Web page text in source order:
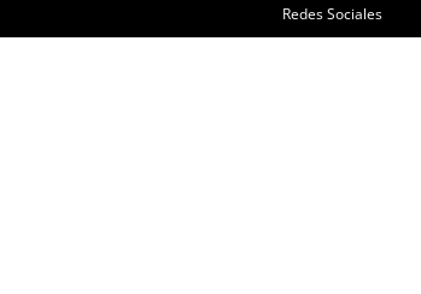
Redes Sociales